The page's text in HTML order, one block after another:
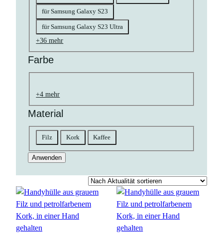
für Samsung Galaxy S23
für Samsung Galaxy S23 Ultra
+36 mehr
Farbe
+4 mehr
Material
Material
Filz Kork Kaffee
Anwenden